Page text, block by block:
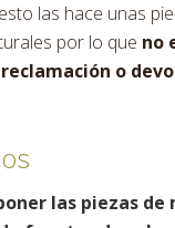
las hace unas
por lo que no
o
las piezas de